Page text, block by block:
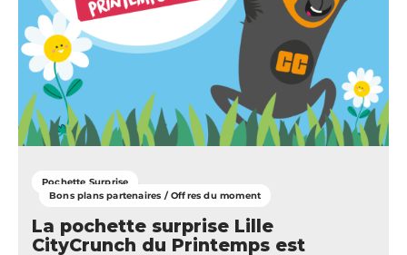
Pochette Surprise
Bons plans partenaires / Offres du moment
La pochette surprise Lille
CityCrunch du Printemps est